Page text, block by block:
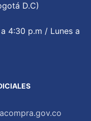
D.C)
4:30 p.m / Lunes a